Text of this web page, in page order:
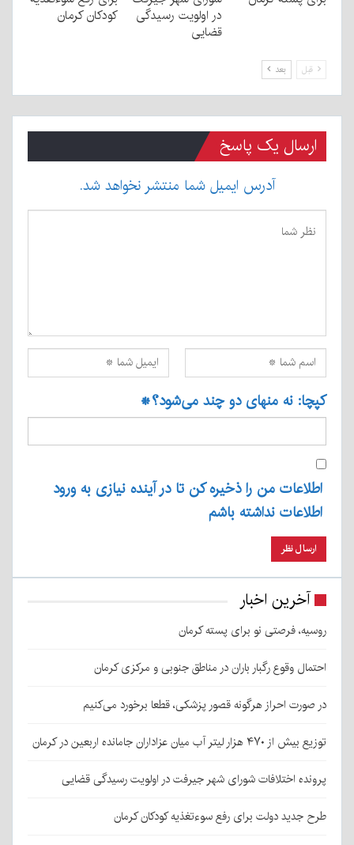
در اولویت رسیدگی
قضایی
کودکان کرمان
قبل بعد
ارسال یک پاسخ
آدرس ایمیل شما منتشر نخواهد شد.
کپچا: نه منهای دو چند می‌شود؟*
اطلاعات من را ذخیره کن تا در آینده نیازی به ورود
اطلاعات نداشته باشم
آخرین اخبار
روسیه، فرصتی نو برای پسته کرمان
احتمال وقوع رگبار باران در مناطق جنوبی و مرکزی کرمان
در صورت احراز هرگونه قصور پزشکی، قطعا برخورد می‌کنیم
توزیع بیش از ۴۷۰ هزار لیتر آب میان عزاداران جامانده اربعین در کرمان
پرونده اختلافات شورای شهر جیرفت در اولویت رسیدگی قضایی
طرح جدید دولت برای رفع سوءتغذیه کودکان کرمان